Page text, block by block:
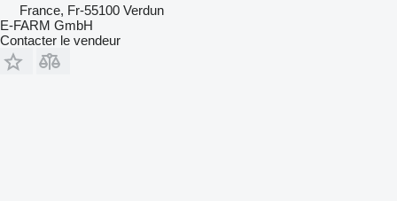
France, Fr-55100 Verdun
E-FARM GmbH
Contacter le vendeur